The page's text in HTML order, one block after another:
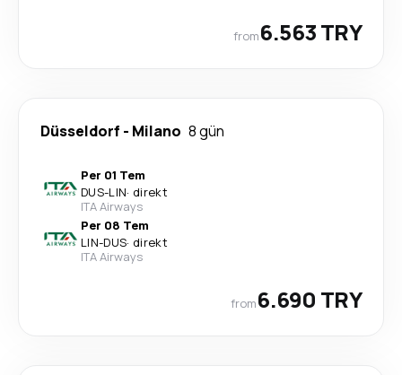
from6.563 TRY
Düsseldorf - Milano 8 gün
Per 01 Tem
DUS-LIN· direkt
ITA Airways
Per 08 Tem
LIN-DUS· direkt
ITA Airways
from6.690 TRY